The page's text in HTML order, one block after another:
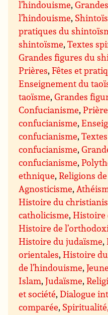
l’hindouisme,
l’hindouisme,
pratiques du
shintoïsme,Textes
Grandes figures du
Prières,Fêtes et
Enseignement du
taoïsme,Grandes
Confucianisme,
confucianisme,
confucianisme,
confucianisme,
confucianisme,
ethnique,Religions
Agnosticisme,
Histoire du
catholicisme,Histoire
Histoire de
Histoire du judaïsme,
orientales,Histoire
de l’hindouisme,
Islam,Judaïsme,
et société,Dialogue
comparée,